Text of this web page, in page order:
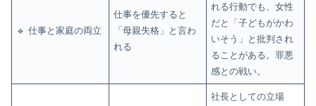
🔹 仕事と家庭の両立
仕事を優先すると
「母親失格」と言わ
れる
れる行動でも、女性
だと「子どもがかわ
いそう」と批判され
ることがある。罪悪
感との戦い。
社長としての立場